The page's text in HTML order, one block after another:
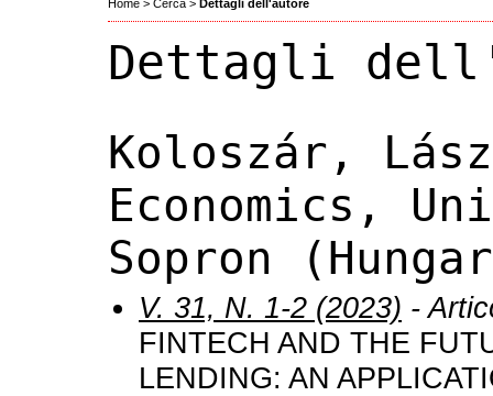
Home > Cerca > Dettagli dell'autore
Dettagli
Koloszár,
Economics,
Sopron
V. 31, N. 1-2 (2023) -
FINTECH AND THE
LENDING: AN